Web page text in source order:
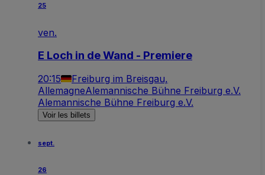
25
ven.
E Loch in de Wand - Premiere
20:15
Freiburg im Breisgau,
AllemagneAlemannische Bühne Freiburg e.V.
Alemannische Bühne Freiburg e.V.
Voir les billets
sept.
26